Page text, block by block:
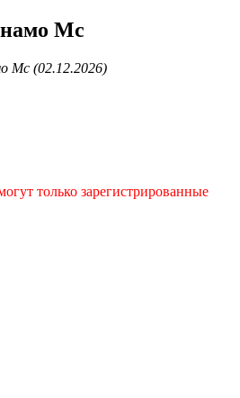
Мс
Мс (02.12.2026)
только зарегистрированные